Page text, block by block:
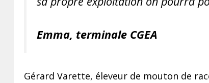
Emma, terminale CGEA
Gérard Varette, éleveur de mouton de